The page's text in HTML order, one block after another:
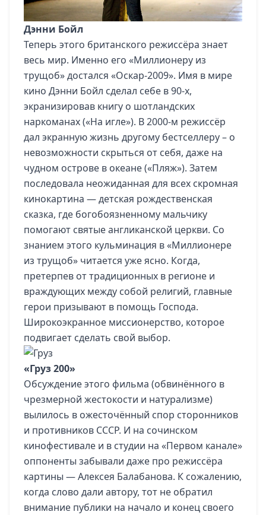
Дэнни Бойл
Теперь этого британского режиссёра знает
весь мир. Именно его «Миллионеру из
трущоб» достался «Оскар-2009». Имя в мире
кино Дэнни Бойл сделал себе в 90-х,
экранизировав книгу о шотландских
наркоманах («На игле»). В 2000-м режиссёр
дал экранную жизнь другому бестселлеру – о
невозможности скрыться от себя, даже на
чудном острове в океане («Пляж»). Затем
последовала неожиданная для всех скромная
кинокартина — детская рождественская
сказка, где богобоязненному мальчику
помогают святые англиканской церкви. Со
знанием этого кульминация в «Миллионере
из трущоб» читается уже ясно. Когда,
претерпев от традиционных в регионе и
враждующих между собой религий, главные
герои призывают в помощь Господа.
Широкоэкранное миссионерство, которое
подвигает сделать свой выбор.
«Груз 200»
Обсуждение этого фильма (обвинённого в
чрезмерной жестокости и натурализме)
вылилось в ожесточённый спор сторонников
и противников СССР. И на сочинском
кинофестивале и в студии на «Первом канале»
оппоненты забывали даже про режиссёра
картины — Алексея Балабанова. К сожалению,
когда слово дали автору, тот не обратил
внимание публики на начало и конец своего